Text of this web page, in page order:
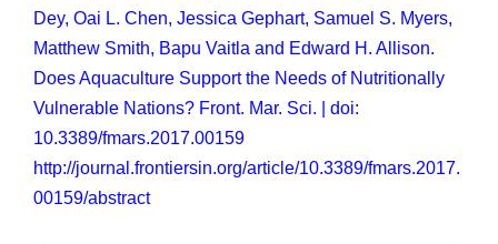
Dey, Oai L. Chen, Jessica Gephart, Samuel S. Myers,
Matthew Smith, Bapu Vaitla and Edward H. Allison.
Does Aquaculture Support the Needs of Nutritionally
Vulnerable Nations? Front. Mar. Sci. | doi:
10.3389/fmars.2017.00159
http://journal.frontiersin.org/article/10.3389/fmars.2017.
00159/abstract